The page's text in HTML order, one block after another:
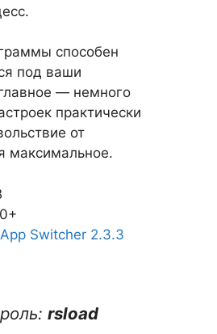
способен
под ваши
— немного
практически
от
максимальное.
Switcher 2.3.3
rsload